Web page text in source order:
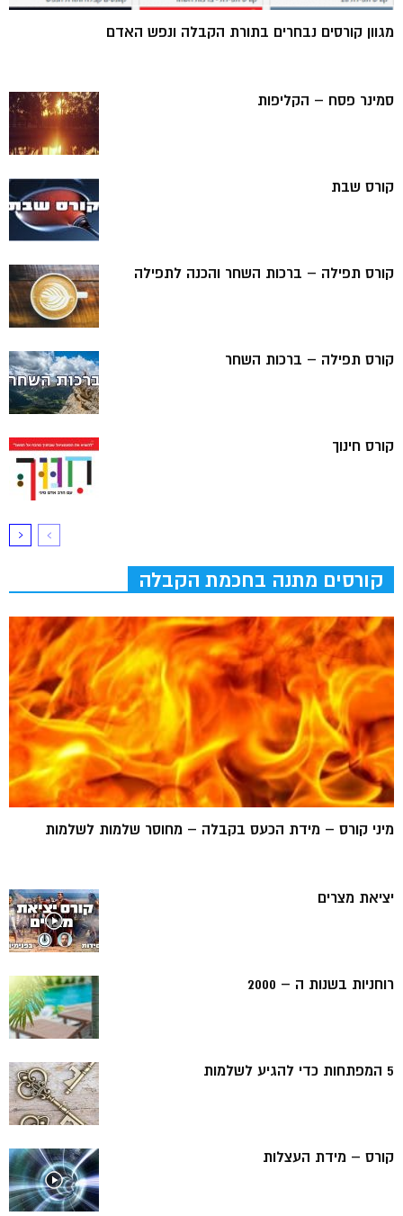
מגוון קורסים נבחרים בתורת הקבלה ונפש האדם
סמינר פסח – הקליפות
קורס שבת
קורס תפילה – ברכות השחר והכנה לתפילה
קורס תפילה – ברכות השחר
קורס חינוך
קורסים מתנה בחכמת הקבלה
מיני קורס – מידת הכעס בקבלה – מחוסר שלמות לשלמות
יציאת מצרים
רוחניות בשנות ה – 2000
5 המפתחות כדי להגיע לשלמות
קורס – מידת העצלות